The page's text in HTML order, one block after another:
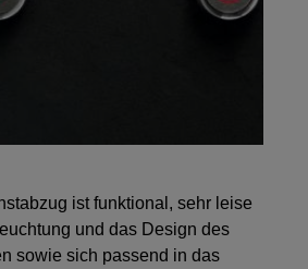
ist funktional, sehr leise
und das Design des
sowie sich passend in das